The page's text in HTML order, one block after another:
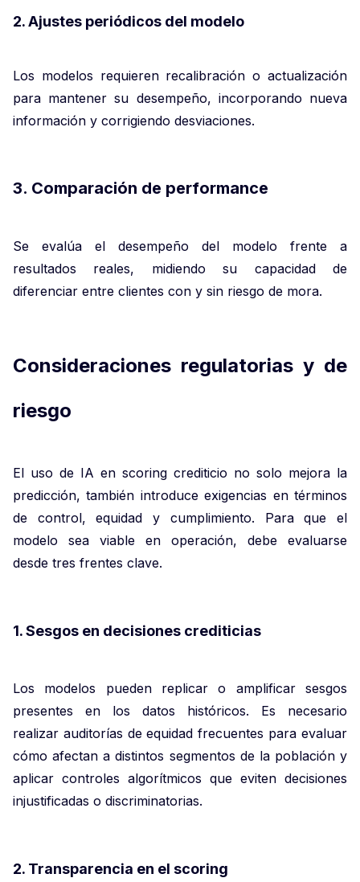
2. Ajustes periódicos del modelo
Los modelos requieren recalibración o actualización
para mantener su desempeño, incorporando nueva
información y corrigiendo desviaciones.
3. Comparación de performance
Se evalúa el desempeño del modelo frente a
resultados reales, midiendo su capacidad de
diferenciar entre clientes con y sin riesgo de mora.
Consideraciones regulatorias y de
riesgo
El uso de IA en scoring crediticio no solo mejora la
predicción, también introduce exigencias en términos
de control, equidad y cumplimiento. Para que el
modelo sea viable en operación, debe evaluarse
desde tres frentes clave.
1. Sesgos en decisiones crediticias
Los modelos pueden replicar o amplificar sesgos
presentes en los datos históricos. Es necesario
realizar auditorías de equidad frecuentes para evaluar
cómo afectan a distintos segmentos de la población y
aplicar controles algorítmicos que eviten decisiones
injustificadas o discriminatorias.
2. Transparencia en el scoring